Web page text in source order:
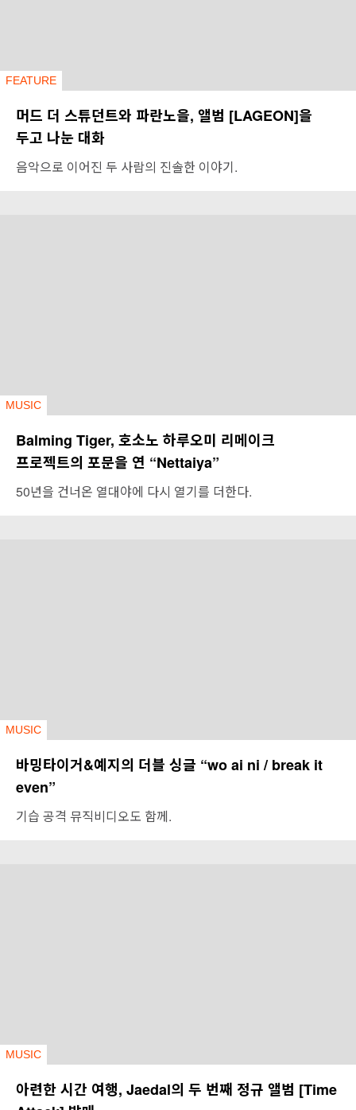
FEATURE
머드 더 스튜던트와 파란노을, 앨범 [LAGEON]을
두고 나눈 대화
음악으로 이어진 두 사람의 진솔한 이야기.
MUSIC
Balming Tiger, 호소노 하루오미 리메이크
프로젝트의 포문을 연 “Nettaiya”
50년을 건너온 열대야에 다시 열기를 더한다.
MUSIC
바밍타이거&예지의 더블 싱글 “wo ai ni / break it
even”
기습 공격 뮤직비디오도 함께.
MUSIC
아련한 시간 여행, Jaedal의 두 번째 정규 앨범 [Time